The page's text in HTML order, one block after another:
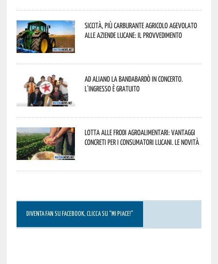
Siccità, più carburante agricolo agevolato
alle aziende lucane: il provvedimento
Ad Aliano la Bandabardò in concerto.
L’ingresso è gratuito
Lotta alle frodi agroalimentari: vantaggi
concreti per i consumatori lucani. Le novità
DIVENTA FAN SU FACEBOOK, CLICCA SU “MI PIACE!”